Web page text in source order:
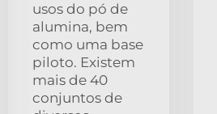
usos do pó de
alumina, bem
como uma base
piloto. Existem
mais de 40
conjuntos de